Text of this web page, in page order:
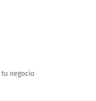
negocio